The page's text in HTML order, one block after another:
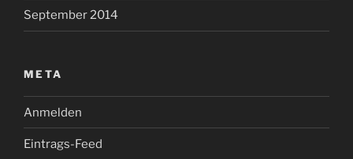
September 2014
META
Anmelden
Eintrags-Feed